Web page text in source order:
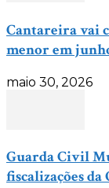
Cantareira vai
menor em
maio 30, 2026
Guarda Civil
fiscalizações da